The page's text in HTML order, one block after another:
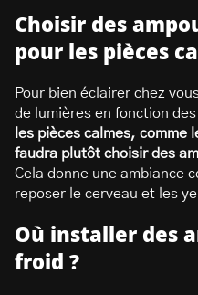
Choisir des
pour les pièces
Pour bien éclairer chez
de lumières en fonction
les pièces calmes, comme
faudra plutôt choisir des
Cela donne une ambiance
reposer le cerveau et les
Où installer des
froid ?